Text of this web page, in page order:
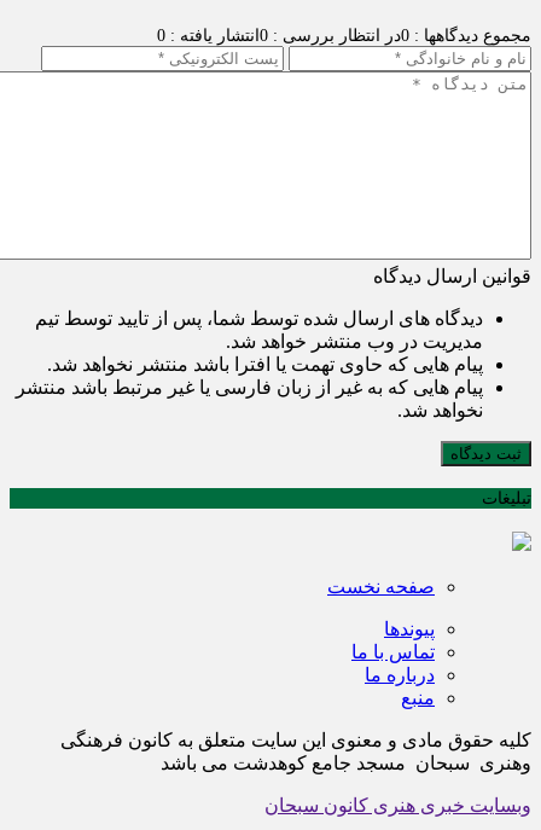
مجموع دیدگاهها : 0 در انتظار بررسی : 0 انتشار یافته : 0
قوانین ارسال دیدگاه
دیدگاه های ارسال شده توسط شما، پس از تایید توسط تیم
مدیریت در وب منتشر خواهد شد.
پیام هایی که حاوی تهمت یا افترا باشد منتشر نخواهد شد.
پیام هایی که به غیر از زبان فارسی یا غیر مرتبط باشد منتشر
نخواهد شد.
ثبت دیدگاه
تبلیغات
صفحه نخست
پیوندها
تماس با ما
درباره ما
منبع
کلیه حقوق مادی و معنوی این سایت متعلق به کانون فرهنگی
وهنری سبحان مسجد جامع کوهدشت می باشد
وبسایت خبری هنری کانون سبحان